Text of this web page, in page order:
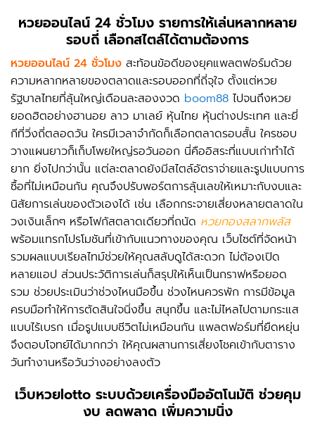
หวยออนไลน์ 24 ชั่วโมง รายการให้เล่นหลากหลาย
รอบถี่ เลือกสไตล์ได้ตามต้องการ
หวยออนไลน์ 24 ชั่วโมง สะท้อนข้อดีของยุคแพลตฟอร์มด้วย
ความหลากหลายของตลาดและรอบออกที่ถี่จุใจ ตั้งแต่หวย
รัฐบาลไทยที่ลุ้นใหญ่เดือนละสองงวด boom88 ไปจนถึงหวย
ยอดฮิตอย่างฮานอย ลาว มาเลย์ หุ้นไทย หุ้นต่างประเทศ และยี่
กีที่วิ่งถี่ตลอดวัน ใครมีเวลาจำกัดก็เลือกตลาดรอบสั้น ใครชอบ
วางแผนยาวก็เก็บโพยใหญ่รอวันออก นี่คืออิสระที่แบบเก่าทำได้
ยาก ยิ่งไปกว่านั้น แต่ละตลาดยังมีสไตล์อัตราจ่ายและรูปแบบการ
ซื้อที่ไม่เหมือนกัน คุณจึงปรับพอร์ตการลุ้นเลขให้เหมาะกับงบและ
นิสัยการเล่นของตัวเองได้ เช่น เลือกกระจายเสี่ยงหลายตลาดใน
วงเงินเล็กๆ หรือโฟกัสตลาดเดียวที่ถนัด หวยกองสลากพลัส
พร้อมแทรกโปรโมชันที่เข้ากับแนวทางของคุณ เว็บไซต์ที่จัดหน้า
รวมผลแบบเรียลไทม์ช่วยให้คุณสลับดูได้สะดวก ไม่ต้องเปิด
หลายแอป ส่วนประวัติการเล่นก็สรุปให้เห็นเป็นกราฟหรือยอด
รวม ช่วยประเมินว่าช่วงไหนมือขึ้น ช่วงไหนควรพัก การมีข้อมูล
ครบมือทำให้การตัดสินใจนิ่งขึ้น สนุกขึ้น และไม่ไหลไปตามกระแส
แบบไร้เบรก เมื่อรูปแบบชีวิตไม่เหมือนกัน แพลตฟอร์มที่ยืดหยุ่น
จึงตอบโจทย์ได้มากกว่า ให้คุณผสานการเสี่ยงโชคเข้ากับตาราง
วันทำงานหรือวันว่างอย่างลงตัว
เว็บหวยlotto ระบบด้วยเครื่องมืออัตโนมัติ ช่วยคุม
งบ ลดพลาด เพิ่มความนิ่ง